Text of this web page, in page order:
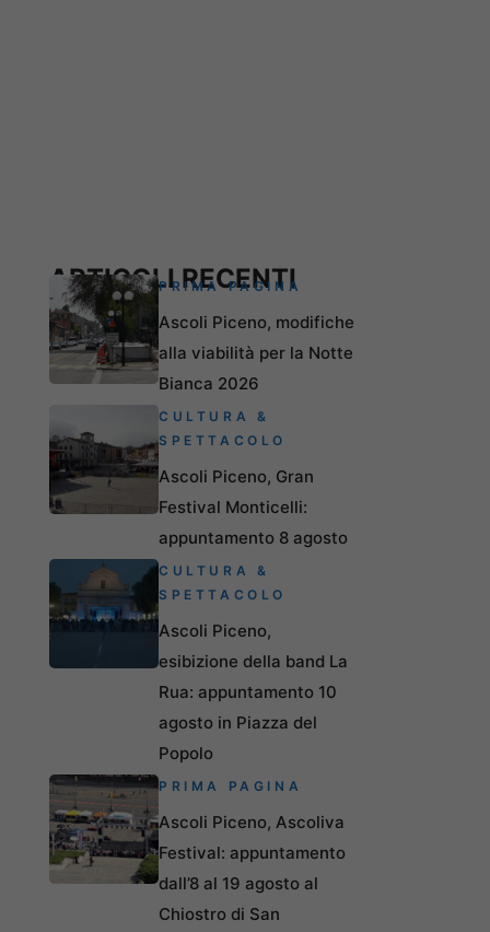
ARTICOLI RECENTI
PRIMA PAGINA
Ascoli Piceno, modifiche
alla viabilità per la Notte
Bianca 2026
CULTURA &
SPETTACOLO
Ascoli Piceno, Gran
Festival Monticelli:
appuntamento 8 agosto
CULTURA &
SPETTACOLO
Ascoli Piceno,
esibizione della band La
Rua: appuntamento 10
agosto in Piazza del
Popolo
PRIMA PAGINA
Ascoli Piceno, Ascoliva
Festival: appuntamento
dall’8 al 19 agosto al
Chiostro di San